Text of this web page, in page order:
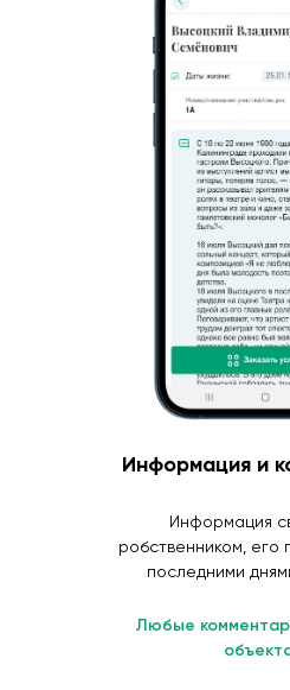
Информация и
Информация
робственником, его
последними
Любые